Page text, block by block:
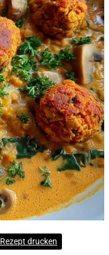
Rezept drucken